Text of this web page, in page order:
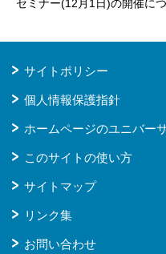
セミナー(12月1日)の開催に
サイトポリシー
個人情報保護指針
ホームページのユニバー
このサイトの使い方
サイトマップ
リンク集
お問い合わせ